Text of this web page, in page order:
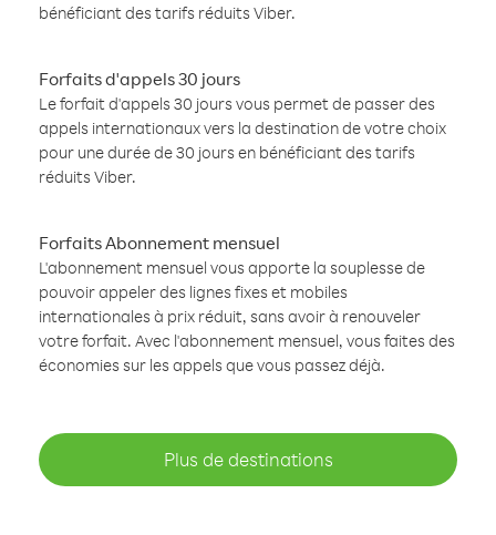
bénéficiant des tarifs réduits Viber.
Forfaits d'appels 30 jours
Le forfait d'appels 30 jours vous permet de passer des
appels internationaux vers la destination de votre choix
pour une durée de 30 jours en bénéficiant des tarifs
réduits Viber.
Forfaits Abonnement mensuel
L'abonnement mensuel vous apporte la souplesse de
pouvoir appeler des lignes fixes et mobiles
internationales à prix réduit, sans avoir à renouveler
votre forfait. Avec l'abonnement mensuel, vous faites des
économies sur les appels que vous passez déjà.
Plus de destinations